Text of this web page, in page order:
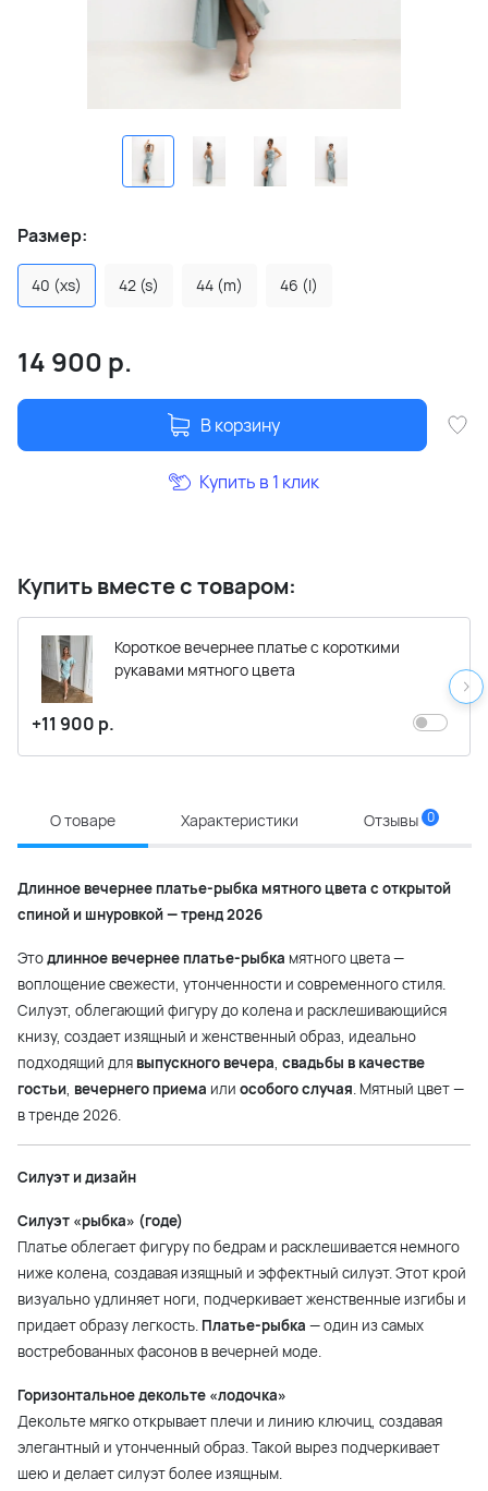
Размер:
40 (xs) 42 (s) 44 (m) 46 (l)
14 900 р.
В корзину
Купить в 1 клик
Купить вместе с товаром:
Короткое вечернее платье с короткими
рукавами мятного цвета
+11 900 р.
О товаре Характеристики Отзывы 0
Длинное вечернее платье-рыбка мятного цвета с открытой
спиной и шнуровкой — тренд 2026
Этодлинное вечернее платье-рыбка мятного цвета —
воплощение свежести, утонченности и современного стиля.
Силуэт, облегающий фигуру до колена и расклешивающийся
книзу, создает изящный и женственный образ, идеально
подходящий для выпускного вечера свадьбы в качестве
гостьи вечернего приема или особого случая . Мятный цвет —
в тренде 2026.
Силуэт и дизайн
Силуэт «рыбка» (годе)
Платье облегает фигуру по бедрам и расклешивается немного
ниже колена, создавая изящный и эффектный силуэт. Этот крой
визуально удлиняет ноги, подчеркивает женственные изгибы и
придает образу легкость. Платье-рыбка — один из самых
востребованных фасонов в вечерней моде.
Горизонтальное декольте «лодочка»
Декольте мягко открывает плечи и линию ключиц, создавая
элегантный и утонченный образ. Такой вырез подчеркивает
шею и делает силуэт более изящным.